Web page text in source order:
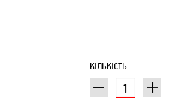
КІЛЬКІСТЬ